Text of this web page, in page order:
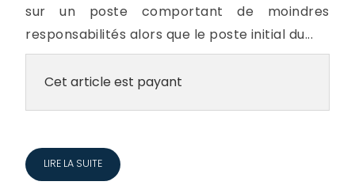
sur un poste comportant de moindres
responsabilités alors que le poste initial du...
Cet article est payant
LIRE LA SUITE